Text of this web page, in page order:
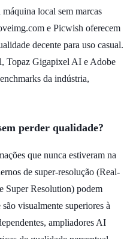
local sem marcas
e Picwish oferecem
decente para uso casual.
Topaz Gigapixel AI e Adobe
da indústria,
perder qualidade?
que nunca estiveram na
de super-resolução (Real-
Resolution) podem
visualmente superiores à
ampliadores AI